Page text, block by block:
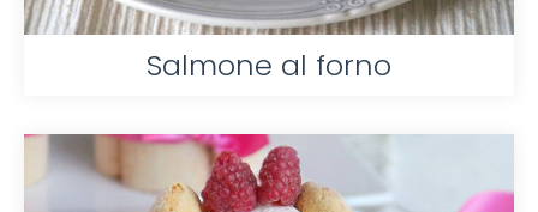
Salmone al forno